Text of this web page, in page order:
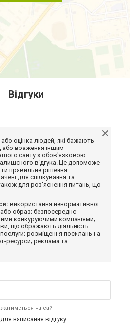
Відгуки
або оцінка людей, які бажають
або враження іншим
сайту з обов'язковою
відгука. Це допоможе
правильне рішення.
для спілкування та
для роз'яснення питань, що
використання ненормативної
образ; безпосереднє
конкуруючими компаніями;
що ображають діяльність
послуги; розміщення посилань на
ресурси; реклама та
на сайті
для написання відгуку